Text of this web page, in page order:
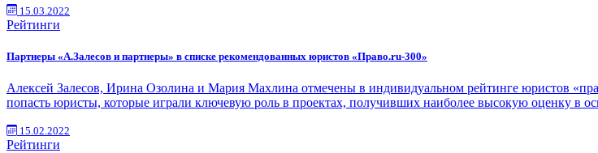
15.03.2022
Рейтинги
Партнеры «А.Залесов и партнеры» в списке рекомендованных юристов «Право.ru-300»
Алексей Залесов, Ирина Озолина и Мария Махлина отмечены в индивидуальном рейтинге юристов
попасть юристы, которые играли ключевую роль в проектах, получивших наиболее высокую оценку в
15.02.2022
Рейтинги